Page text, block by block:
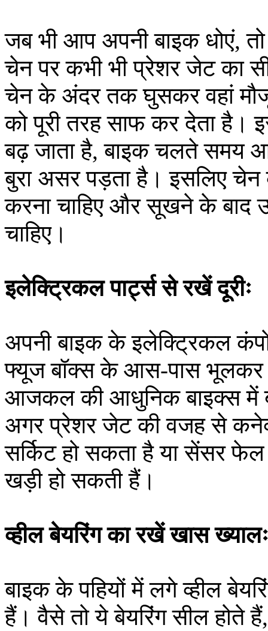
जब भी आप अपनी बाइक धोएं,
चेन पर कभी भी प्रेशर जेट का
चेन के अंदर तक घुसकर वहां
को पूरी तरह साफ कर देता
बढ़ जाता है, बाइक चलते समय
बुरा असर पड़ता है। इसलिए
करना चाहिए और सूखने के बाद
चाहिए।
इलेक्ट्रिकल पार्ट्स से रखें दूरीः
अपनी बाइक के इलेक्ट्रिकल
फ्यूज बॉक्स के आस-पास भूलकर
आजकल की आधुनिक बाइक्स में
अगर प्रेशर जेट की वजह से
सर्किट हो सकता है या सेंसर
खड़ी हो सकती हैं।
व्हील बेयरिंग का रखें खास
बाइक के पहियों में लगे व्हील
हैं। वैसे तो ये बेयरिंग सील होते